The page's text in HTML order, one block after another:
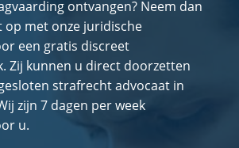
ontvangen? Neem dan
op met onze juridische
een gratis discreet
Zij kunnen u direct doorzetten
strafrecht advocaat in
zijn 7 dagen per week
u.